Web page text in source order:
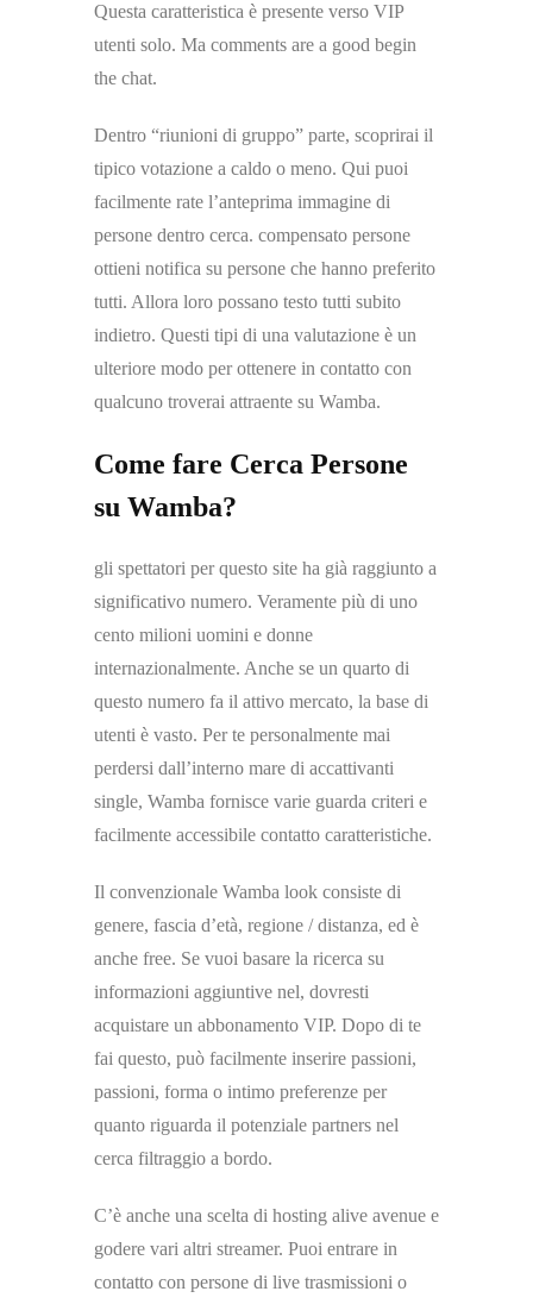
Questa caratteristica è presente verso VIP
utenti solo. Ma comments are a good begin
the chat.
Dentro “riunioni di gruppo” parte, scoprirai il
tipico votazione a caldo o meno. Qui puoi
facilmente rate l’anteprima immagine di
persone dentro cerca. compensato persone
ottieni notifica su persone che hanno preferito
tutti. Allora loro possano testo tutti subito
indietro. Questi tipi di una valutazione è un
ulteriore modo per ottenere in contatto con
qualcuno troverai attraente su Wamba.
Come fare Cerca Persone
su Wamba?
gli spettatori per questo site ha già raggiunto a
significativo numero. Veramente più di uno
cento milioni uomini e donne
internazionalmente. Anche se un quarto di
questo numero fa il attivo mercato, la base di
utenti è vasto. Per te personalmente mai
perdersi dall’interno mare di accattivanti
single, Wamba fornisce varie guarda criteri e
facilmente accessibile contatto caratteristiche.
Il convenzionale Wamba look consiste di
genere, fascia d’età, regione / distanza, ed è
anche free. Se vuoi basare la ricerca su
informazioni aggiuntive nel, dovresti
acquistare un abbonamento VIP. Dopo di te
fai questo, può facilmente inserire passioni,
passioni, forma o intimo preferenze per
quanto riguarda il potenziale partners nel
cerca filtraggio a bordo.
C’è anche una scelta di hosting alive avenue e
godere vari altri streamer. Puoi entrare in
contatto con persone di live trasmissioni o